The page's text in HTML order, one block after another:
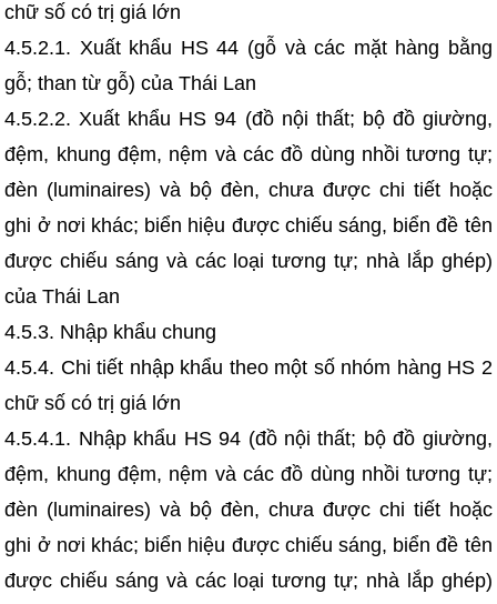
chữ số có trị giá lớn
4.5.2.1. Xuất khẩu HS 44 (gỗ và các mặt hàng bằng
gỗ; than từ gỗ) của Thái Lan
4.5.2.2. Xuất khẩu HS 94 (đồ nội thất; bộ đồ giường,
đệm, khung đệm, nệm và các đồ dùng nhồi tương tự;
đèn (luminaires) và bộ đèn, chưa được chi tiết hoặc
ghi ở nơi khác; biển hiệu được chiếu sáng, biển đề tên
được chiếu sáng và các loại tương tự; nhà lắp ghép)
của Thái Lan
4.5.3. Nhập khẩu chung
4.5.4. Chi tiết nhập khẩu theo một số nhóm hàng HS 2
chữ số có trị giá lớn
4.5.4.1. Nhập khẩu HS 94 (đồ nội thất; bộ đồ giường,
đệm, khung đệm, nệm và các đồ dùng nhồi tương tự;
đèn (luminaires) và bộ đèn, chưa được chi tiết hoặc
ghi ở nơi khác; biển hiệu được chiếu sáng, biển đề tên
được chiếu sáng và các loại tương tự; nhà lắp ghép)